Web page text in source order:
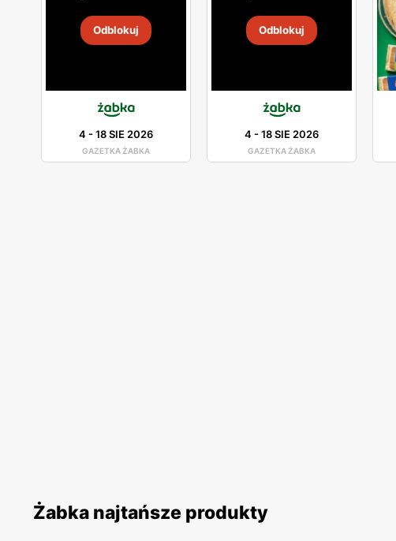
Odblokuj
4 -18 SIE 2026
GAZETKA ŻABKA
Odblokuj
4 -18 SIE 2026
GAZETKA ŻABKA
Żabka najtańsze produkty